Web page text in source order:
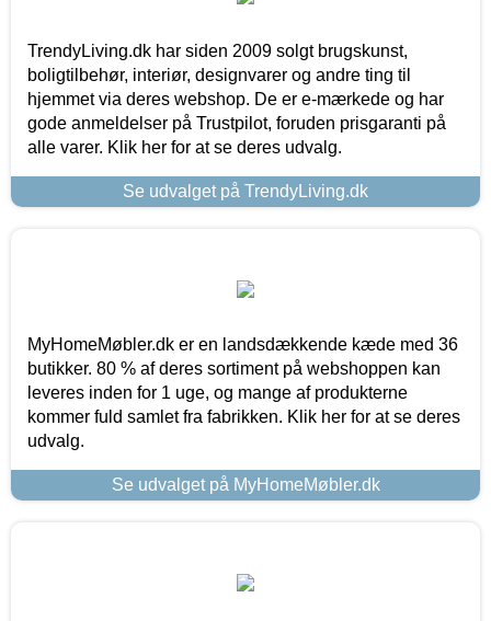
TrendyLiving.dk har siden 2009 solgt brugskunst,
boligtilbehør, interiør, designvarer og andre ting til
hjemmet via deres webshop. De er e-mærkede og har
gode anmeldelser på Trustpilot, foruden prisgaranti på
alle varer. Klik her for at se deres udvalg.
Se udvalget på TrendyLiving.dk
MyHomeMøbler.dk er en landsdækkende kæde med 36
butikker. 80 % af deres sortiment på webshoppen kan
leveres inden for 1 uge, og mange af produkterne
kommer fuld samlet fra fabrikken. Klik her for at se deres
udvalg.
Se udvalget på MyHomeMøbler.dk